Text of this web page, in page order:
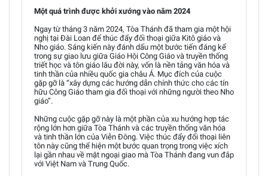
Một quá trình được khởi xướng vào năm 2024
Ngay từ tháng 3 năm 2024, Tòa Thánh đã tham gia một hội
nghị tại Đài Loan để thúc đẩy đối thoại giữa Kitô giáo và
Nho giáo. Sáng kiến này đánh dấu một bước tiến đáng kể
trong sự giao lưu giữa Giáo Hội Công Giáo và truyền thống
triết học và tôn giáo lâu đời này, vốn là nền tảng văn hóa và
tinh thần của nhiều quốc gia châu Á. Mục đích của cuộc
gặp gỡ là “xây dựng các hướng dẫn chính thức cho các tín
hữu Công Giáo tham gia đối thoại với những người theo Nho
giáo”.
Những cuộc gặp gỡ này là một phần của xu hướng hợp tác
rộng lớn hơn giữa Tòa Thánh và các truyền thống văn hóa
và tinh thần lớn của Viễn Đông. Việc thúc đẩy đối thoại liên
tôn này cũng thể hiện một bước quan trọng trong việc xích
lại gần nhau về mặt ngoại giao mà Tòa Thánh đang vun đắp
với Việt Nam và Trung Quốc.